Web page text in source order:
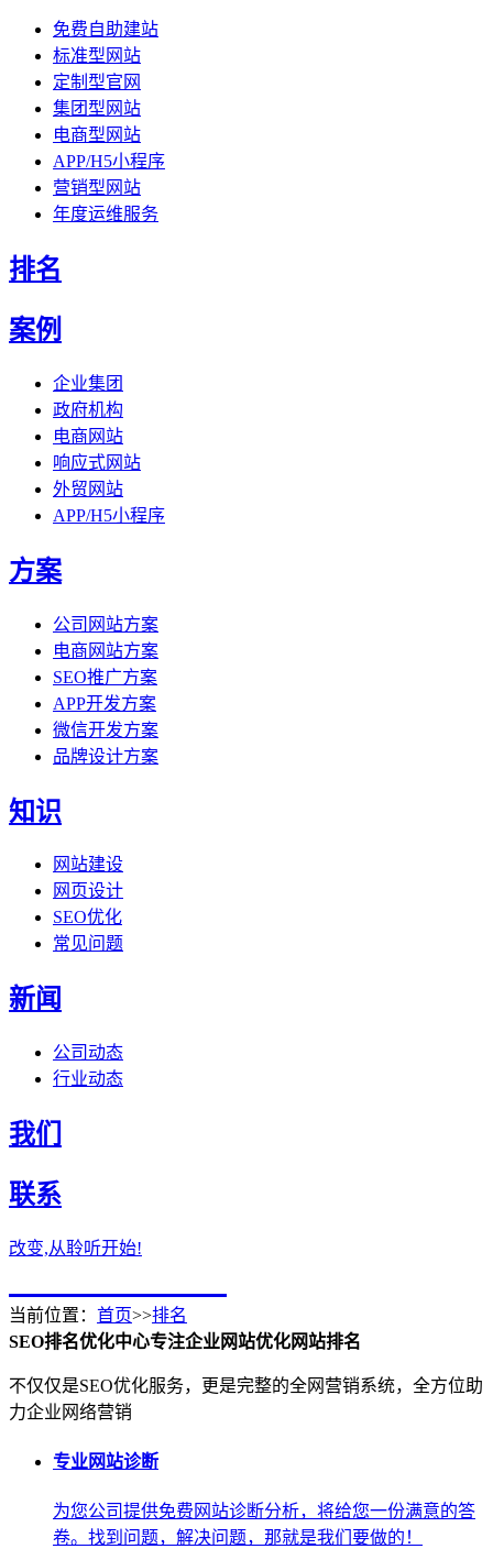
免费自助建站
标准型网站
定制型官网
集团型网站
电商型网站
APP/H5小程序
营销型网站
年度运维服务
排名
案例
企业集团
政府机构
电商网站
响应式网站
外贸网站
APP/H5小程序
方案
公司网站方案
电商网站方案
SEO推广方案
APP开发方案
微信开发方案
品牌设计方案
知识
网站建设
网页设计
SEO优化
常见问题
新闻
公司动态
行业动态
我们
联系
改变,从聆听开始!
当前位置： 首页>>排名
SEO排名优化中心专注企业网站优化网站排名
不仅仅是SEO优化服务，更是完整的全网营销系统，全方位助
力企业网络营销
专业网站诊断
为您公司提供免费网站诊断分析，将给您一份满意的答
卷。找到问题，解决问题，那就是我们要做的！